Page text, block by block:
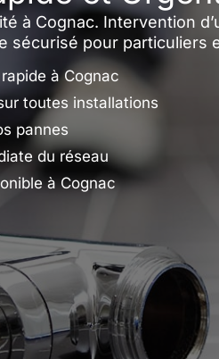
à Cognac. Intervention
sécurisé pour particuliers
à Cognac
toutes installations
pannes
du réseau
à Cognac